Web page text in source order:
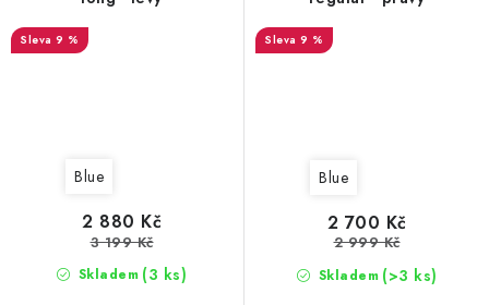
9 %
Blue
Skladem (3 ks)
2 880 Kč
3 199 Kč
9 %
Blue
Skladem (>3 ks)
2 700 Kč
2 999 Kč